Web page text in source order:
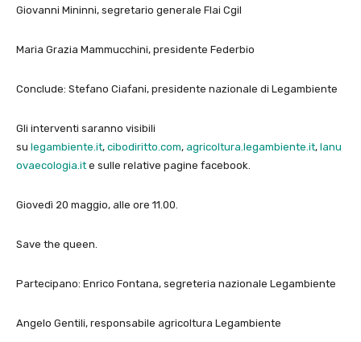
Giovanni Mininni, segretario generale Flai Cgil
Maria Grazia Mammucchini, presidente Federbio
Conclude: Stefano Ciafani, presidente nazionale di Legambiente
Gli interventi saranno visibili
su legambiente.it, cibodiritto.com, agricoltura.legambiente.it, lanu
ovaecologia.it e sulle relative pagine facebook.
Giovedì 20 maggio, alle ore 11.00.
Save the queen.
Partecipano: Enrico Fontana, segreteria nazionale Legambiente
Angelo Gentili, responsabile agricoltura Legambiente